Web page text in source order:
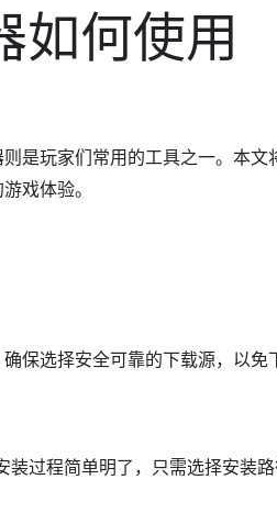
如何使用
是玩家们常用的工具之一。本文
戏体验。
保选择安全可靠的下载源，以免
过程简单明了，只需选择安装路